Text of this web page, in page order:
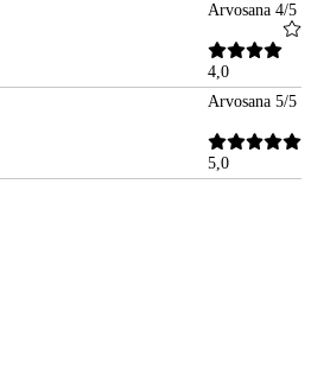
Arvosana 4/5
4,0
Arvosana 5/5
5,0